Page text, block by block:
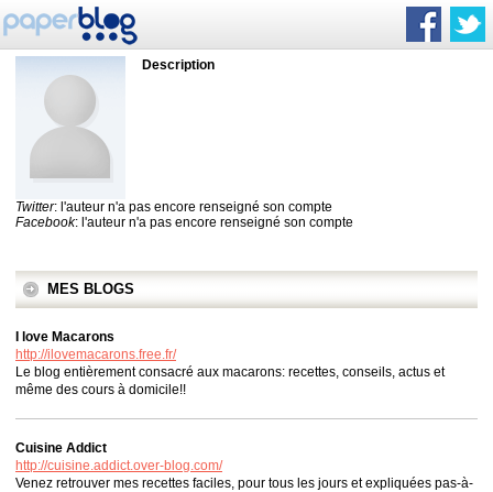
Description
Twitter: l'auteur n'a pas encore renseigné son compte
Facebook: l'auteur n'a pas encore renseigné son compte
MES BLOGS
I love Macarons
http://ilovemacarons.free.fr/
Le blog entièrement consacré aux macarons: recettes, conseils, actus et
même des cours à domicile!!
Cuisine Addict
http://cuisine.addict.over-blog.com/
Venez retrouver mes recettes faciles, pour tous les jours et expliquées pas-à-